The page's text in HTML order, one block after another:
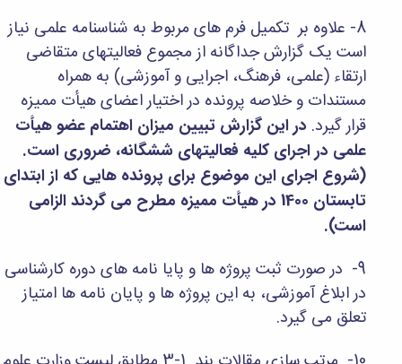
صنعت
کارآموزی
مراکز
مرتبط
بنیاد
ملی
نخبگان
شرکت
های
دانش
بنیان
آئین
فرآیندها
آئین
نامه
8- علاوه بر تکمیل فرم های مربوط به شناسنامه علمی نیاز
است یک گزارش جداگانه از مجموع فعالیتهای متقاضی
ارتقاء (علمی، فرهنگ، اجرایی و آموزشی) به همراه
مستندات و خلاصه پرونده در اختیار اعضای هیأت ممیزه
قرار گیرد. در این گزارش تبیین میزان اهتمام عضو هیأت
علمی در اجرای کلیه فعالیتهای ششگانه، ضروری است.
(شروع اجرای این موضوع برای پرونده هایی که از ابتدای
تابستان 1400 در هیأت ممیزه مطرح می گردند الزامی
است).
9- در صورت ثبت پروژه ها و پایا نامه های دوره کارشناسی
در ابلاغ آموزشی، به این پروژه ها و پایان نامه ها امتیاز
تعلق می گیرد.